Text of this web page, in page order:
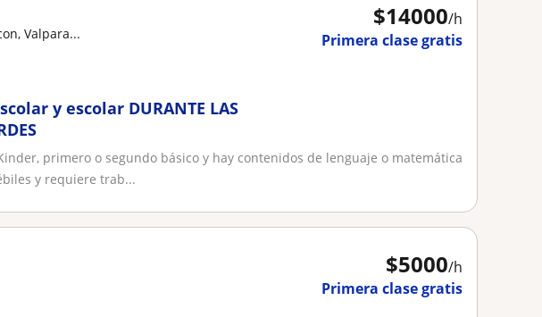
$14000/h
Primera clase gratis
Valpara...
y escolar DURANTE LAS
primero o segundo básico y hay contenidos de lenguaje o matemática
y requiere trab...
$5000/h
Primera clase gratis